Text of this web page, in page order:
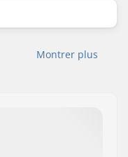
Montrer plus